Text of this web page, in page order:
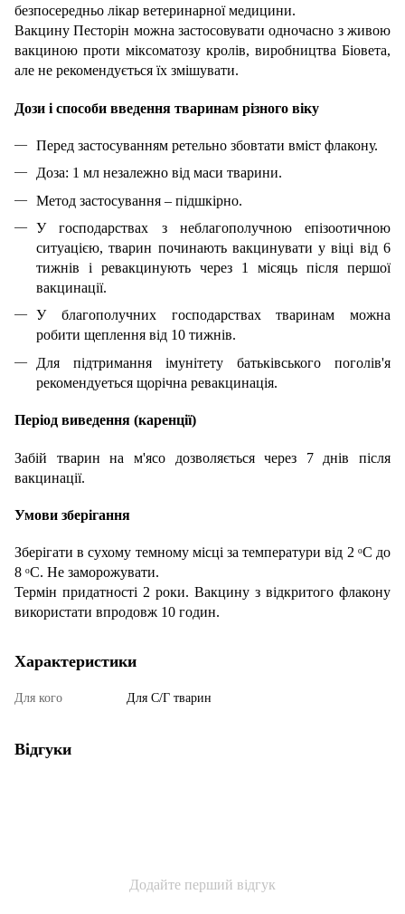
безпосередньо лiкар ветеринарної медицини.
Вакцину Песторiн можна застосовувати одночасно з живою
вaкциною проти мiксоматозу кролiв, виробництва Бiовета,
але не рекомендується їх змiшувати.
Дози i способи введення тваринам рiзного вiкy
Перед застосуванням ретельно збовтати вміст флакону.
Доза: 1 мл незалежно вiд маси тварини.
Метод застосування – пiдшкiрно.
У господарствах з неблагополучною епiзоотичною
ситуацією, тварин починають вакцинувати у вiцi вiд 6
тижнiв i ревакцинують через 1 мiсяць пiсля першої
вакцинацiї.
У благополучних господарствах тваринам можна
робити щеплення вiд 10 тижнiв.
Для пiдтримання імунітету батькiвського поголiв'я
рекомендуеться щорiчна ревакцинацiя.
Перiод виведення (каренцiї)
Забiй тварин на м'ясо дозволяється через 7 днiв пiсля
вакцинацiї.
Умови зберігання
Зберiгати в сухому темному мiсцi за температури вiд 2 ᵒС до
8 ᵒС. Не заморожувати.
Термін придатності 2 роки. Вакцину з вiдкритого флакону
використати впродовж 10 годин.
Характеристики
Для кого Для С/Г тварин
Відгуки
Додайте перший відгук